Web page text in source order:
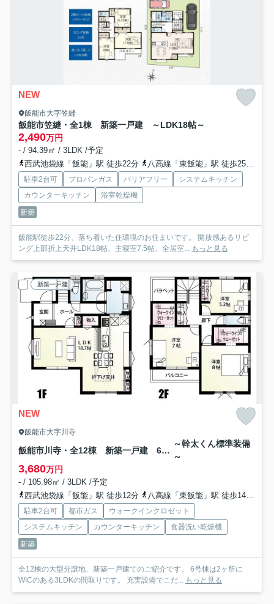
NEW
飯能市大字笠縫
飯能市笠縫・全1棟 新築一戸建 ～LDK18帖～
2,490万円
- / 94.39㎡ / 3LDK /予定
西武池袋線「飯能」駅 徒歩22分
八高線「東飯能」駅 徒歩25分
駐車2台可 プロパンガス バリアフリー
システムキッチン
カウンターキッチン
浴室乾燥機
新築
飯能駅徒歩22分、落ち着いた住環境のお住まいです。 開放感あるリビ
ング上部折上天井LDK18帖、主寝室7.5帖、全居室... もっと見る
新築一戸建
NEW
飯能市大字川寺
飯能市川寺・全12棟 新築一戸建 6号棟
～幹太くん標準装備
～
3,680万円
- / 105.98㎡ / 3LDK /予定
西武池袋線「飯能」駅 徒歩12分
八高線「東飯能」駅 徒歩14分
駐車2台可 都市ガス
ウォークインクロゼット
システムキッチン
カウンターキッチン
食器洗い乾燥機
新築
全12棟の大型分譲地、新築一戸建てのご紹介です。 6号棟は2ヶ所に
WICのある3LDKの間取りです。 充実設備でこだ... もっと見る